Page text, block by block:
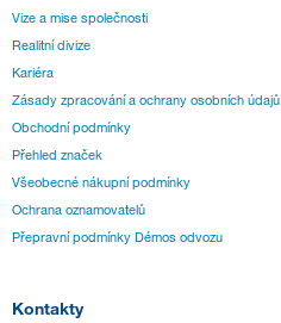
Vize a mise společnosti
Realitní divize
Kariéra
Zásady zpracování a ochrany osobních údajů
Obchodní podmínky
Přehled značek
Všeobecné nákupní podmínky
Ochrana oznamovatelů
Přepravní podmínky Démos odvozu
Kontakty